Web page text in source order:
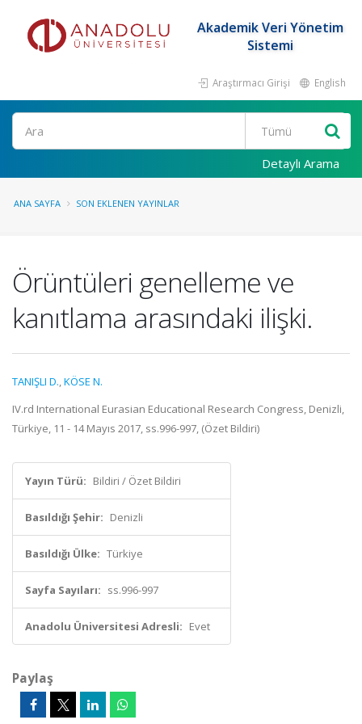
Akademik Veri Yönetim
Sistemi
Araştırmacı Girişi English
Ara
Detaylı Arama
ANA SAYFA SON EKLENEN YAYINLAR
Örüntüleri genelleme ve
kanıtlama arasındaki ilişki.
TANIŞLI D.,KÖSE N.
IV.rd International Eurasian Educational Research Congress, Denizli,
Türkiye, 11 - 14 Mayıs 2017, ss.996-997, (Özet Bildiri)
Yayın Türü: Bildiri / Özet Bildiri
Basıldığı Şehir: Denizli
Basıldığı Ülke: Türkiye
Sayfa Sayıları: ss.996-997
Anadolu Üniversitesi Adresli: Evet
Paylaş